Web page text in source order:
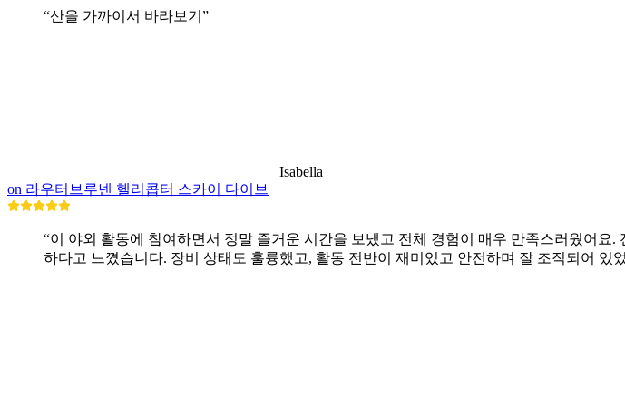
“산을 가까이서 바라보기”
Isabella
on 라우터브루넨 헬리콥터 스카이 다이브
“이 야외 활동에 참여하면서 정말 즐거운 시간을 보냈고 전체 경험이 매우 만족스러웠어
하다고 느꼈습니다. 장비 상태도 훌륭했고, 활동 전반이 재미있고 안전하며 잘 조직되어 있